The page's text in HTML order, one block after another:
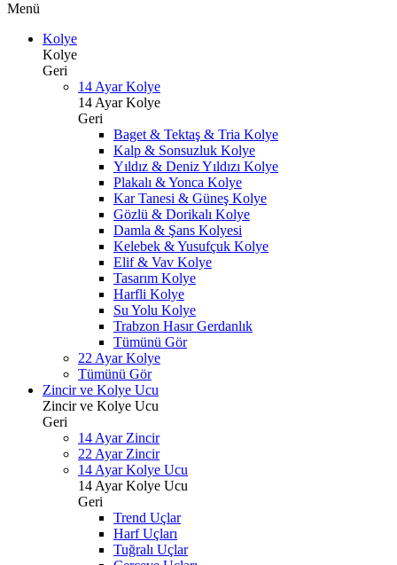
Menü
Kolye
Kolye
Geri
14 Ayar Kolye
14 Ayar Kolye
Geri
Baget & Tektaş & Tria Kolye
Kalp & Sonsuzluk Kolye
Yıldız & Deniz Yıldızı Kolye
Plakalı & Yonca Kolye
Kar Tanesi & Güneş Kolye
Gözlü & Dorikalı Kolye
Damla & Şans Kolyesi
Kelebek & Yusufçuk Kolye
Elif & Vav Kolye
Tasarım Kolye
Harfli Kolye
Su Yolu Kolye
Trabzon Hasır Gerdanlık
Tümünü Gör
22 Ayar Kolye
Tümünü Gör
Zincir ve Kolye Ucu
Zincir ve Kolye Ucu
Geri
14 Ayar Zincir
22 Ayar Zincir
14 Ayar Kolye Ucu
14 Ayar Kolye Ucu
Geri
Trend Uçlar
Harf Uçları
Tuğralı Uçlar